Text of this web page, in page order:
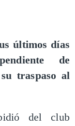
últimos días
de
traspaso al
del club